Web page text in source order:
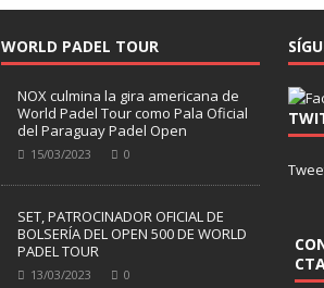
WORLD PADEL TOUR
NOX culmina la gira americana de
World Padel Tour como Pala Oficial
del Paraguay Padel Open
15/03/2023 0
SET, PATROCINADOR OFICIAL DE
BOLSERÍA DEL OPEN 500 DE WORLD
PADEL TOUR
13/03/2023 0